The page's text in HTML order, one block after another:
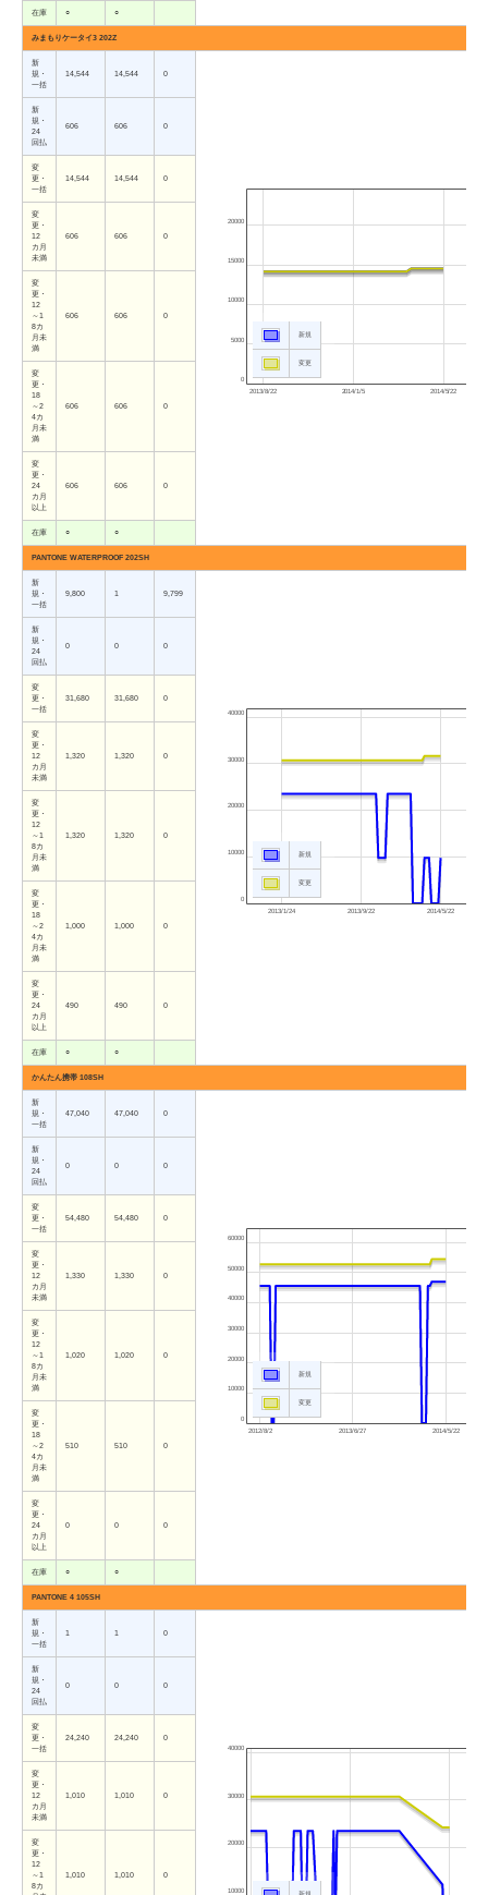
在庫 ○ ○
みまもりケータイ3 202Z
新
規・
一括
14,544 14,544 0
2013/8/22 2014/1/5 2014/5/22
0
5000
10000
15000
20000
新規
変更
新
規・
24
回払
606 606 0
変
更・
一括
14,544 14,544 0
変
更・
12
カ月
未満
606 606 0
変
更・
12
～1
8カ
月未
満
606 606 0
変
更・
18
～2
4カ
月未
満
606 606 0
変
更・
24
カ月
以上
606 606 0
在庫 ○ ○
PANTONE WATERPROOF 202SH
新
規・
一括
9,800 1 9,799
2013/1/24 2013/9/22 2014/5/22
0
10000
20000
30000
40000
新規
変更
新
規・
24
回払
0 0 0
変
更・
一括
31,680 31,680 0
変
更・
12
カ月
未満
1,320 1,320 0
変
更・
12
～1
8カ
月未
満
1,320 1,320 0
変
更・
18
～2
4カ
月未
満
1,000 1,000 0
変
更・
24
カ月
以上
490 490 0
在庫 ○ ○
かんたん携帯 108SH
新
規・
一括
47,040 47,040 0
2012/8/2 2013/6/27 2014/5/22
0
10000
20000
30000
40000
50000
60000
新規
変更
新
規・
24
回払
0 0 0
変
更・
一括
54,480 54,480 0
変
更・
12
カ月
未満
1,330 1,330 0
変
更・
12
～1
8カ
月未
満
1,020 1,020 0
変
更・
18
～2
4カ
月未
満
510 510 0
変
更・
24
カ月
以上
0 0 0
在庫 ○ ○
PANTONE 4 105SH
新
規・
一括
1 1 0
10000
20000
30000
40000
新
規・
24
回払
0 0 0
変
更・
一括
24,240 24,240 0
変
更・
12
カ月
未満
1,010 1,010 0
変
更・
12
～1
8カ
1,010 1,010 0